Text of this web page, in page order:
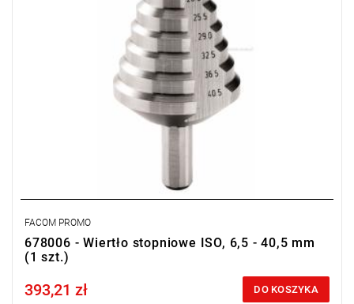
FACOM PROMO
678006 - Wiertło stopniowe ISO, 6,5 - 40,5 mm
(1 szt.)
Price tax included
393,21 zł DO KOSZYKA